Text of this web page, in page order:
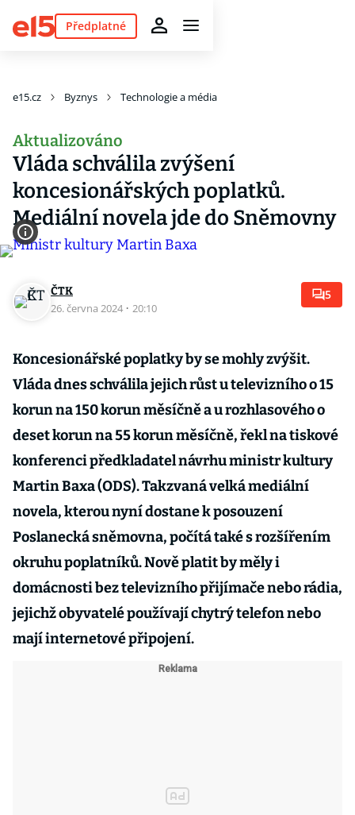
Předplatné
e15.cz Byznys Technologie a média
Aktualizováno
Vláda schválila zvýšení
koncesionářských poplatků.
Mediální novela jde do Sněmovny
ČTK
26. června 2024 · 20:10
5
Koncesionářské poplatky by se mohly zvýšit.
Vláda dnes schválila jejich růst u televizního o 15
korun na 150 korun měsíčně a u rozhlasového o
deset korun na 55 korun měsíčně, řekl na tiskové
konferenci předkladatel návrhu ministr kultury
Martin Baxa (ODS). Takzvaná velká mediální
novela, kterou nyní dostane k posouzení
Poslanecká sněmovna, počítá také s rozšířením
okruhu poplatníků. Nově platit by měly i
domácnosti bez televizního přijímače nebo rádia,
jejichž obyvatelé používají chytrý telefon nebo
mají internetové připojení.